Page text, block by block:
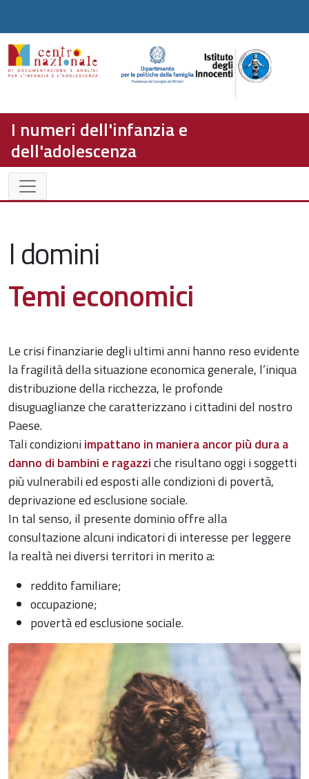
I numeri dell'infanzia e
dell'adolescenza
I domini
Temi economici
Le crisi finanziarie degli ultimi anni hanno reso evidente
la fragilità della situazione economica generale, l’iniqua
distribuzione della ricchezza, le profonde
disuguaglianze che caratterizzano i cittadini del nostro
Paese.
Tali condizioniimpattano in maniera ancor più dura a
danno di bambini e ragazziche risultano oggi i soggetti
più vulnerabili ed esposti alle condizioni di povertà,
deprivazione ed esclusione sociale.
In tal senso, il presente dominio offre alla
consultazione alcuni indicatori di interesse per leggere
la realtà nei diversi territori in merito a:
reddito familiare;
occupazione;
povertà ed esclusione sociale.